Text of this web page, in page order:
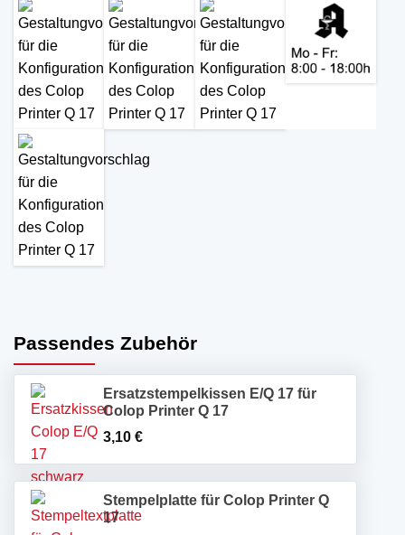
Passendes Zubehör
Ersatzstempelkissen E/Q 17 für
Colop Printer Q 17
3,10 €
Stempelplatte für Colop Printer Q
17